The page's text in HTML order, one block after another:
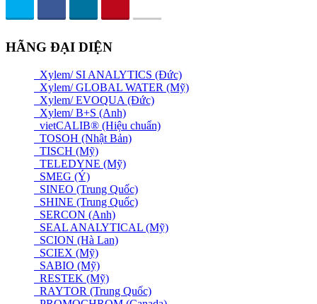
HÃNG ĐẠI DIỆN
Xylem/ SI ANALYTICS (Đức)
Xylem/ GLOBAL WATER (Mỹ)
Xylem/ EVOQUA (Đức)
Xylem/ B+S (Anh)
vietCALIB® (Hiệu chuẩn)
TOSOH (Nhật Bản)
TISCH (Mỹ)
TELEDYNE (Mỹ)
SMEG (Ý)
SINEO (Trung Quốc)
SHINE (Trung Quốc)
SERCON (Anh)
SEAL ANALYTICAL (Mỹ)
SCION (Hà Lan)
SCIEX (Mỹ)
SABIO (Mỹ)
RESTEK (Mỹ)
RAYTOR (Trung Quốc)